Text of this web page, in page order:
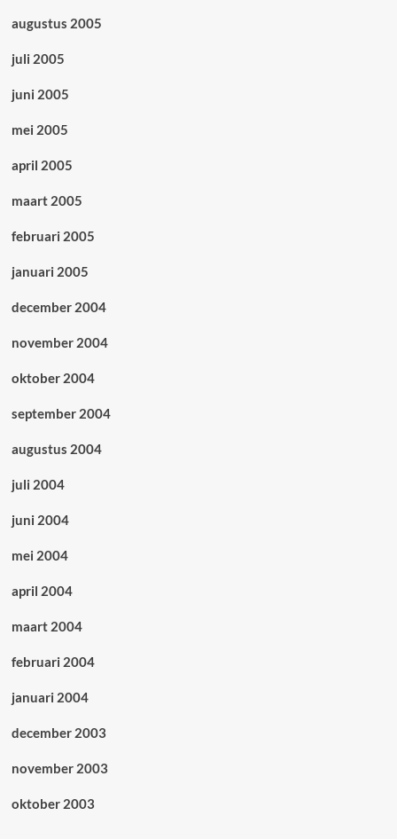
augustus 2005
juli 2005
juni 2005
mei 2005
april 2005
maart 2005
februari 2005
januari 2005
december 2004
november 2004
oktober 2004
september 2004
augustus 2004
juli 2004
juni 2004
mei 2004
april 2004
maart 2004
februari 2004
januari 2004
december 2003
november 2003
oktober 2003